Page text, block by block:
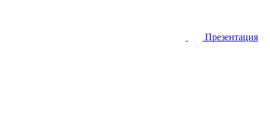
Презентация